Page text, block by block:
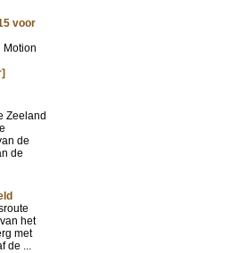
voor
Motion
Zeeland
de
de
het
met
de ...